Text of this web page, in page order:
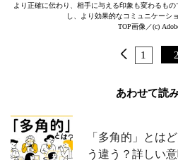
より正確に伝わり、相手に与える印象も変わるも
し、より効果的なコミュニケーシ
TOP画像／(c)
1 2
あわせて読
「多角的」とは
う違う？詳しい